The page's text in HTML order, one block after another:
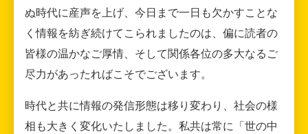
ぬ時代に産声を上げ、今日まで一日も欠かすことな
く情報を紡ぎ続けてこられましたのは、偏に読者の
皆様の温かなご厚情、そして関係各位の多大なるご
尽力があったればこそでございます。
時代と共に情報の発信形態は移り変わり、社会の様
相も大きく変化いたしました。私共は常に「世の中